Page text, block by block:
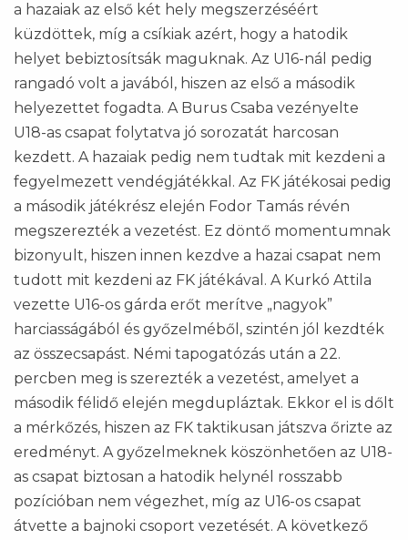
a hazaiak az első két hely megszerzéséért
küzdöttek, míg a csíkiak azért, hogy a hatodik
helyet bebiztosítsák maguknak. Az U16-nál pedig
rangadó volt a javából, hiszen az első a második
helyezettet fogadta. A Burus Csaba vezényelte
U18-as csapat folytatva jó sorozatát harcosan
kezdett. A hazaiak pedig nem tudtak mit kezdeni a
fegyelmezett vendégjátékkal. Az FK játékosai pedig
a második játékrész elején Fodor Tamás révén
megszerezték a vezetést. Ez döntő momentumnak
bizonyult, hiszen innen kezdve a hazai csapat nem
tudott mit kezdeni az FK játékával. A Kurkó Attila
vezette U16-os gárda erőt merítve „nagyok”
harciasságából és győzelméből, szintén jól kezdték
az összecsapást. Némi tapogatózás után a 22.
percben meg is szerezték a vezetést, amelyet a
második félidő elején megdupláztak. Ekkor el is dőlt
a mérkőzés, hiszen az FK taktikusan játszva őrizte az
eredményt. A győzelmeknek köszönhetően az U18-
as csapat biztosan a hatodik helynél rosszabb
pozícióban nem végezhet, míg az U16-os csapat
átvette a bajnoki csoport vezetését. A következő